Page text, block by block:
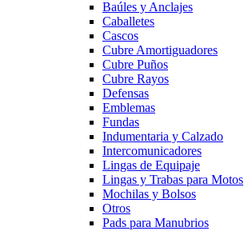
Baúles y Anclajes
Caballetes
Cascos
Cubre Amortiguadores
Cubre Puños
Cubre Rayos
Defensas
Emblemas
Fundas
Indumentaria y Calzado
Intercomunicadores
Lingas de Equipaje
Lingas y Trabas para Motos
Mochilas y Bolsos
Otros
Pads para Manubrios